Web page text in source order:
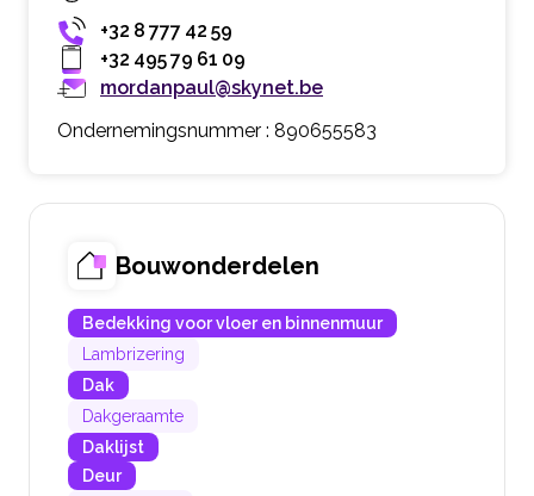
+32 8 777 42 59
+32 495 79 61 09
mordanpaul@skynet.be
Ondernemingsnummer : 890655583
Bouwonderdelen
Bedekking voor vloer en binnenmuur
Lambrizering
Dak
Dakgeraamte
Daklijst
Deur